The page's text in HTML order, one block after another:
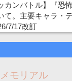
カンバトル】『恐
て。主要キャラ・
7/17改訂
モリアル